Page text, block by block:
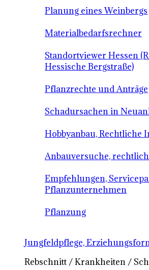
Planung eines Weinbergs
Materialbedarfsrechner
Standortviewer Hessen
Hessische Bergstraße)
Pflanzrechte und Anträge
Schadursachen in
Hobbyanbau, Rechtliche
Anbauversuche,
Empfehlungen,
Pflanzunternehmen
Pflanzung
Jungfeldpflege,
Rebschnitt / Krankheiten /